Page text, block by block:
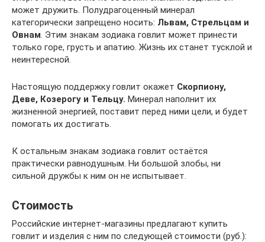
может дружить. Полудрагоценный минерал
категорически запрещено носить: Львам, Стрельцам и
Овнам . Этим знакам зодиака говлит может принести
только горе, грусть и апатию. Жизнь их станет тусклой и
неинтересной.
Настоящую поддержку говлит окажет Скорпиону,
Деве, Козерогу и Тельцу. Минерал наполнит их
жизненной энергией, поставит перед ними цели, и будет
помогать их достигать.
К остальным знакам зодиака говлит остаётся
практически равнодушным. Ни большой злобы, ни
сильной дружбы к ним он не испытывает.
Стоимость
Российские интернет-магазины предлагают купить
говлит и изделия с ним по следующей стоимости (руб.):